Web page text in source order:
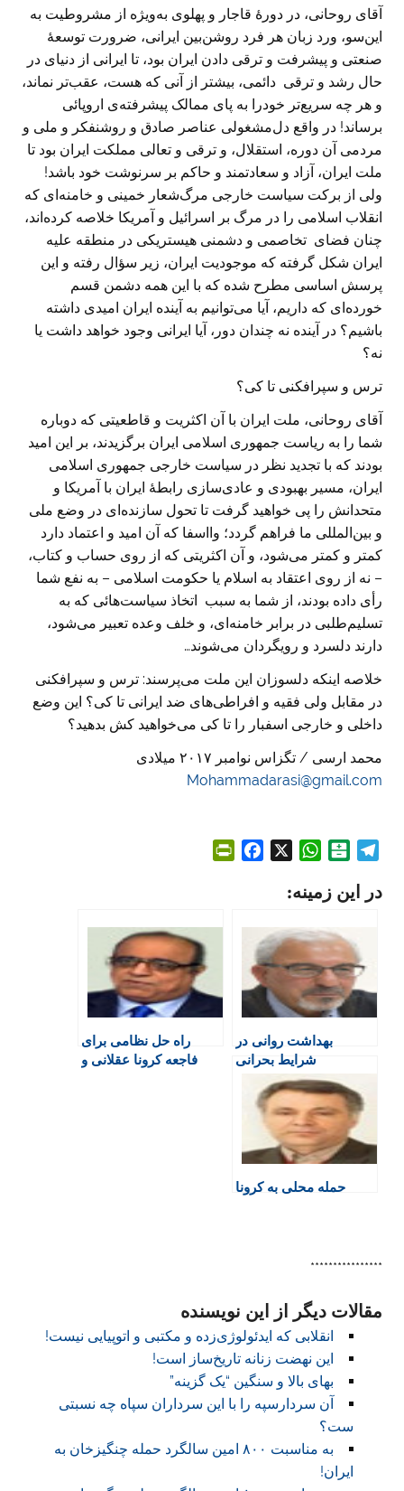
آقای روحانی، در دورهٔ قاجار و پهلوی به‌ویژه از مشروطیت به
این‌سو، ورد زبان هر فرد روشن‌بین ایرانی، ضرورت توسعهٔ
صنعتی و پیشرفت و ترقی دادن ایران بود، تا ایرانی از دنیای در
حال رشد و ترقی دائمی، بیشتر از آنی که هست، عقب‌تر نماند،
و هر چه سریع‌تر خودرا به پای ممالک پیشرفته‌ی اروپائی
برساند! در واقع دل‌مشغولی عناصر صادق و روشنفکر و ملی و
مردمی آن دوره، استقلال، و ترقی و تعالی مملکت ایران بود تا
ملت ایران، آزاد و سعادتمند و حاکم بر سرنوشت خود باشد!
ولی از برکت سیاست خارجی مرگ‌شعار خمینی و خامنه‌ای که
انقلاب اسلامی را در مرگ بر اسرائیل و آمریکا خلاصه کرده‌اند،
چنان فضای تخاصمی و دشمنی هیستریکی در منطقه علیه
ایران شکل گرفته که موجوديت ایران، زیر سؤال رفته و این
پرسش اساسی مطرح شده که با این همه دشمن قسم
خورده‌ای که داریم، آیا می‌توانیم به آینده ایران امیدی داشته
باشیم؟ در آینده نه چندان دور، آیا ایرانی وجود خواهد داشت یا
نه؟
ترس و سپرافکنی تا کی؟
آقای روحانی، ملت ایران با آن اکثریت و قاطعیتی که دوباره
شما را به ریاست جمهوری اسلامی ایران برگزیدند، بر این امید
بودند که با تجدید نظر در سیاست خارجی جمهوری اسلامی
ایران، مسیر بهبودی و عادی‌سازی رابطهٔ ایران با آمریکا و
متحدانش را پی خواهید گرفت تا تحول سازنده‌ای در وضع ملی
و بین‌المللی ما فراهم گردد؛ وااسفا که آن امید و اعتماد دارد
کمتر و کمتر می‌شود، و آن اکثریتی که از روی حساب و کتاب،
– نه از روی اعتقاد به اسلام یا حکومت اسلامی – به نفع شما
رأی داده بودند، از شما به سبب اتخاذ سیاست‌هائی که به
تسلیم‌طلبی در برابر خامنه‌ای، و خلف وعده تعبیر می‌شود،
دارند دلسرد و رویگردان می‌شوند…
خلاصه اینکه دلسوزان این ملت می‌پرسند: ترس و سپرافکنی
در مقابل ولی فقیه و افراطی‌های ضد ایرانی تا کی؟ این وضع
داخلی و خارجی اسفبار را تا کی می‌خواهید کش بدهید؟
محمد ارسی / تگزاس نوامبر ۲۰۱۷ میلادی
Mohammadarasi@gmail.com
l
g
r
a
m
t
a
r
i
n
W
a
s
A
p
p
F
i
e
در این زمینه:
بهداشت روانی در
شرایط بحرانی
راه حل نظامی برای
فاجعه کرونا عقلانی و
حمله محلی به کرونا
****************
مقالات دیگر از این نویسنده
انقلابی که ایدئولوژی‌زده و مکتبی و اتوپیايی نیست!
این نهضت زنانه تاریخ‌ساز است!
بهای بالا و سنگین “یک گزینه”‏
آن سردارسپه را با این سرداران سپاه چه نسبتی
ست؟
به مناسبت ۸۰۰ امین سالگرد حمله چنگیزخان به
ایران!‏